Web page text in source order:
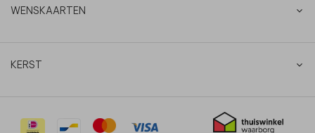
WENSKAARTEN
KERST